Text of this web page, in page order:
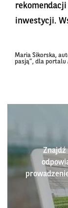
inwestycji.
Maria Sikorska,
pasją”, dla portalu
Znajdź